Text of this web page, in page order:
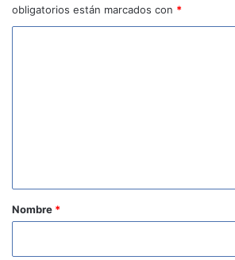
obligatorios están marcados con *
r
o
Nombre *